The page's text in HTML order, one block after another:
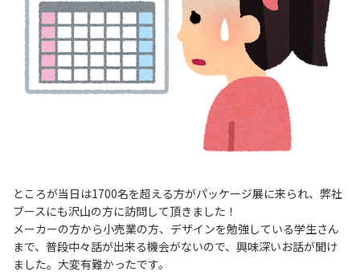
ところが当日は1700名を超える方がパッケージ展に来られ、弊社
ブースにも沢山の方に訪問して頂きました！
メーカーの方から小売業の方、デザインを勉強している学生さん
まで、普段中々話が出来る機会がないので、興味深いお話が聞け
ました。大変有難かったです。